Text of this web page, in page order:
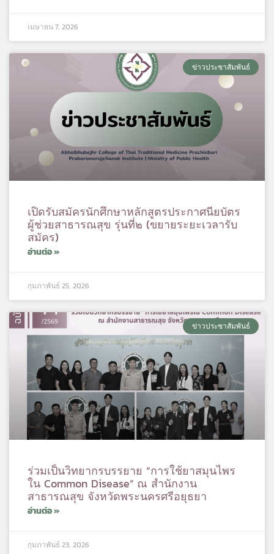
เมษายน 7, 2026
ข่าวประชาสัมพันธ์
เปิดรับสมัครนักศึกษาหลักสูตรประกาศนียบัตร
ผู้ช่วยสาธารณสุข รุ่นที่๒ (ขยายระยะเวลารับ
สมัคร)
อ่านต่อ »
กุมภาพันธ์ 25, 2026
ข่าวประชาสัมพันธ์
ร่วมเป็นวิทยากรบรรยาย “การใช้ยาสมุนไพร
ใน Common Disease” ณ สำนักงาน
สาธารณสุข จังหวัดพระนครศรีอยุธยา
อ่านต่อ »
กุมภาพันธ์ 23, 2026